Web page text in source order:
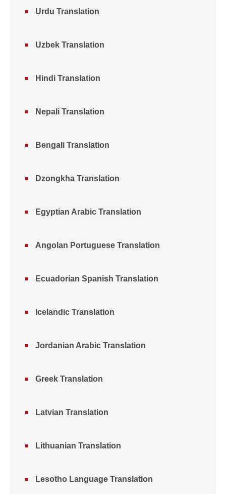
Urdu Translation
Uzbek Translation
Hindi Translation
Nepali Translation
Bengali Translation
Dzongkha Translation
Egyptian Arabic Translation
Angolan Portuguese Translation
Ecuadorian Spanish Translation
Icelandic Translation
Jordanian Arabic Translation
Greek Translation
Latvian Translation
Lithuanian Translation
Lesotho Language Translation